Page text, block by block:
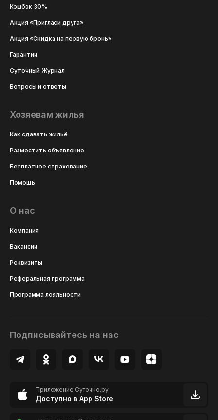
Кэшбэк 30%
Акция «Пригласи друга»
Акция «Скидка на первую бронь»
Гарантии
Суточный Журнал
Вопросы и ответы
Хозяевам жилья
Как сдавать жильё
Разместить объявление
Бесплатное страхование
Помощь
О нас
Компания
Вакансии
Реквизиты
Реферальная программа
Программа лояльности
Подписывайтесь на нас
Приложение Суточно.ру
Доступно в App Store